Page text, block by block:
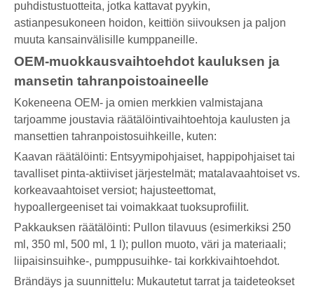
puhdistustuotteita, jotka kattavat pyykin,
astianpesukoneen hoidon, keittiön siivouksen ja paljon
muuta kansainvälisille kumppaneille.
OEM-muokkausvaihtoehdot kauluksen ja
mansetin tahranpoistoaineelle
Kokeneena OEM- ja omien merkkien valmistajana
tarjoamme joustavia räätälöintivaihtoehtoja kaulusten ja
mansettien tahranpoistosuihkeille, kuten:
Kaavan räätälöinti: Entsyymipohjaiset, happipohjaiset tai
tavalliset pinta-aktiiviset järjestelmät; matalavaahtoiset vs.
korkeavaahtoiset versiot; hajusteettomat,
hypoallergeeniset tai voimakkaat tuoksuprofiilit.
Pakkauksen räätälöinti: Pullon tilavuus (esimerkiksi 250
ml, 350 ml, 500 ml, 1 l); pullon muoto, väri ja materiaali;
liipaisinsuihke-, pumppusuihke- tai korkkivaihtoehdot.
Brändäys ja suunnittelu: Mukautetut tarrat ja taideteokset